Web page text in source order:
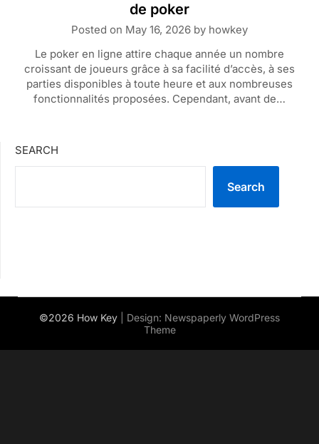
de poker
Posted on May 16, 2026 by howkey
Le poker en ligne attire chaque année un nombre
croissant de joueurs grâce à sa facilité d’accès, à ses
parties disponibles à toute heure et aux nombreuses
fonctionnalités proposées. Cependant, avant de…
SEARCH
Search
©2026 How Key | Design: Newspaperly WordPress
Theme